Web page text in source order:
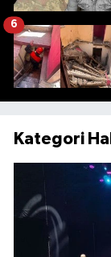
6
Kategori